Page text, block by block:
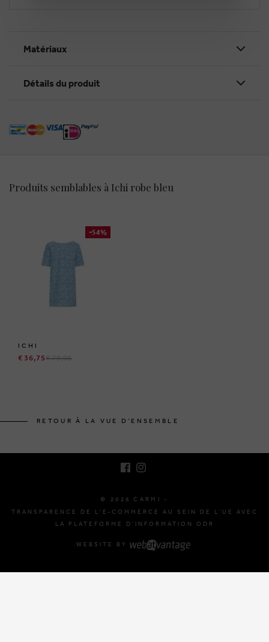
Matériaux
Détails du produit
Produits semblables à Ichi robe bleu
-54%
ICHI
€ 36,75€ 79,95
RETOUR À LA VUE D'ENSEMBLE
© 2026 CARMI -
TRANSPARENCE DE L'E-COMMERCE AU SEIN DE L'UE AVEC
LA PLATEFORME D'INFORMATION ODR
WEBSITE BY